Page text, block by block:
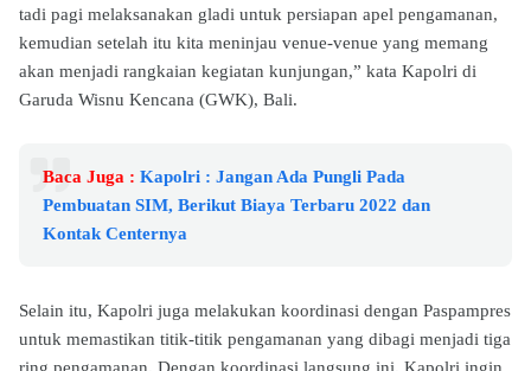
tadi pagi melaksanakan gladi untuk persiapan apel pengamanan,
kemudian setelah itu kita meninjau venue-venue yang memang
akan menjadi rangkaian kegiatan kunjungan,” kata Kapolri di
Garuda Wisnu Kencana (GWK), Bali.
Baca Juga : Kapolri : Jangan Ada Pungli Pada
Pembuatan SIM, Berikut Biaya Terbaru 2022 dan
Kontak Centernya
Selain itu, Kapolri juga melakukan koordinasi dengan Paspampres
untuk memastikan titik-titik pengamanan yang dibagi menjadi tiga